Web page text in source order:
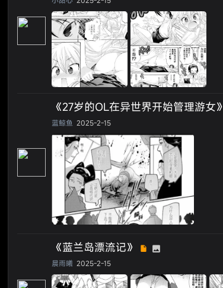
《27岁的OL在异世界开始管理游女》
蓝鲸鱼 2025-2-15
《蓝兰岛漂流记》
晨雨曦 2025-2-15